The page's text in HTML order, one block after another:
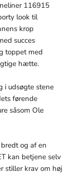
116915
look til
krop
succes
toppet med
hætte.
i udsøgte stene
førende
såsom Ole
og af en
kan betjene selv
stiller krav om høj